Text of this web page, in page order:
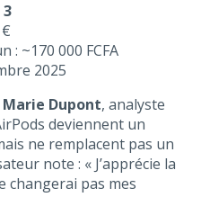
: ~170 000 FCFA
2025
Marie Dupont, analyste
deviennent un
ne remplacent pas un
note : « J’apprécie la
changerai pas mes